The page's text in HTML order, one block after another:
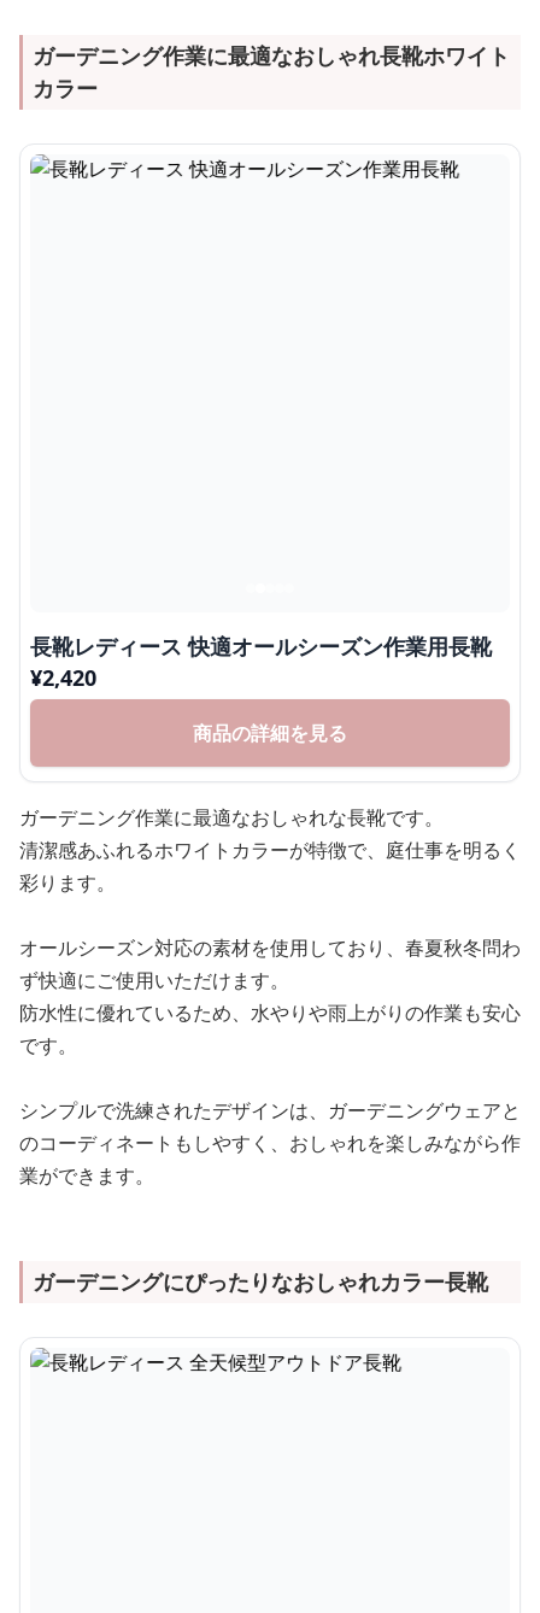
ガーデニング作業に最適なおしゃれ長靴ホワイト
カラー
長靴レディース 快適オールシーズン作業用長靴
¥2,420
商品の詳細を見る
ガーデニング作業に最適なおしゃれな長靴です。
清潔感あふれるホワイトカラーが特徴で、庭仕事を明るく
彩ります。
オールシーズン対応の素材を使用しており、春夏秋冬問わ
ず快適にご使用いただけます。
防水性に優れているため、水やりや雨上がりの作業も安心
です。
シンプルで洗練されたデザインは、ガーデニングウェアと
のコーディネートもしやすく、おしゃれを楽しみながら作
業ができます。
ガーデニングにぴったりなおしゃれカラー長靴